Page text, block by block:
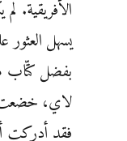
الأفريقية.
يسهل العثور
بفضل كتّاب
لاي، خضعت
فقد أدركت